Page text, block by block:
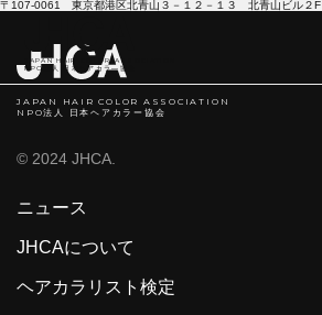
JAPAN HAIR COLOR ASSOCIATION
NPO法人 日本ヘアカラ―協会
〒107-0061 東京都港区北青山３－１２－１３ 北青山ビル２F
JAPAN HAIR COLOR ASSOCIATION
NPO法人 日本ヘアカラー協会
© 2024 JHCA.
ニュース
JHCAについて
ヘアカラリスト検定